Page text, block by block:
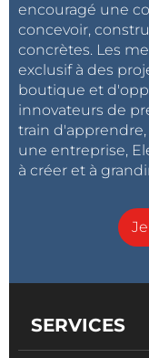
encouragé une
concevoir,
concrètes. Les
exclusif à des
boutique et
innovateurs de
train
une entreprise,
à créer et à
SERVICES